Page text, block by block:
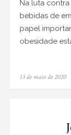
Na luta
bebidas de
papel
obesidade
Posted
13 de maio de 2020